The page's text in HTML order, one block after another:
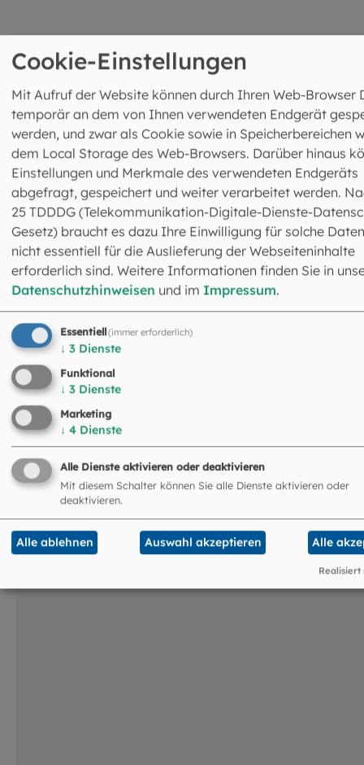
Abteilung Diakonische Aufgaben
Leitung: Marion Walter
Schrammerstraße 3
80333 München
089 2137-1692
mawalter@eomuc.de
Mehr Infos zur Abteilung Diakonische
Aufgaben
Das könnte Sie auch
interessieren
Cookie-Einstellungen
Mit Aufruf der Website können durch Ihren Web-Browser
temporär an dem von Ihnen verwendeten Endgerät
werden, und zwar als Cookie sowie in Speicherbereichen
dem Local Storage des Web-Browsers. Darüber hinaus
Einstellungen und Merkmale des verwendeten Endgeräts
abgefragt, gespeichert und weiter verarbeitet werden.
25 TDDDG (Telekommunikation-Digitale-Dienste-
Gesetz) braucht es dazu Ihre Einwilligung für solche
nicht essentiell für die Auslieferung der Webseiteninhalte
erforderlich sind. Weitere Informationen finden Sie in
Datenschutzhinweisen und im Impressum.
Essentiell(immer erforderlich)
↓ 3 Dienste
Funktional
↓ 3 Dienste
Marketing
↓ 4 Dienste
Alle Dienste aktivieren oder deaktivieren
Mit diesem Schalter können Sie alle Dienste aktivieren oder
deaktivieren.
Alle ablehnen Auswahl akzeptieren Alle
Realisiert